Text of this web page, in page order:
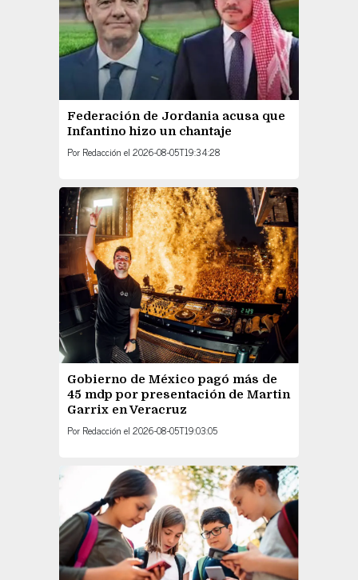
Federación de Jordania acusa que
Infantino hizo un chantaje
Por Redacción el 2026-08-05T19:34:28
Gobierno de México pagó más de
45 mdp por presentación de Martin
Garrix en Veracruz
Por Redacción el 2026-08-05T19:03:05